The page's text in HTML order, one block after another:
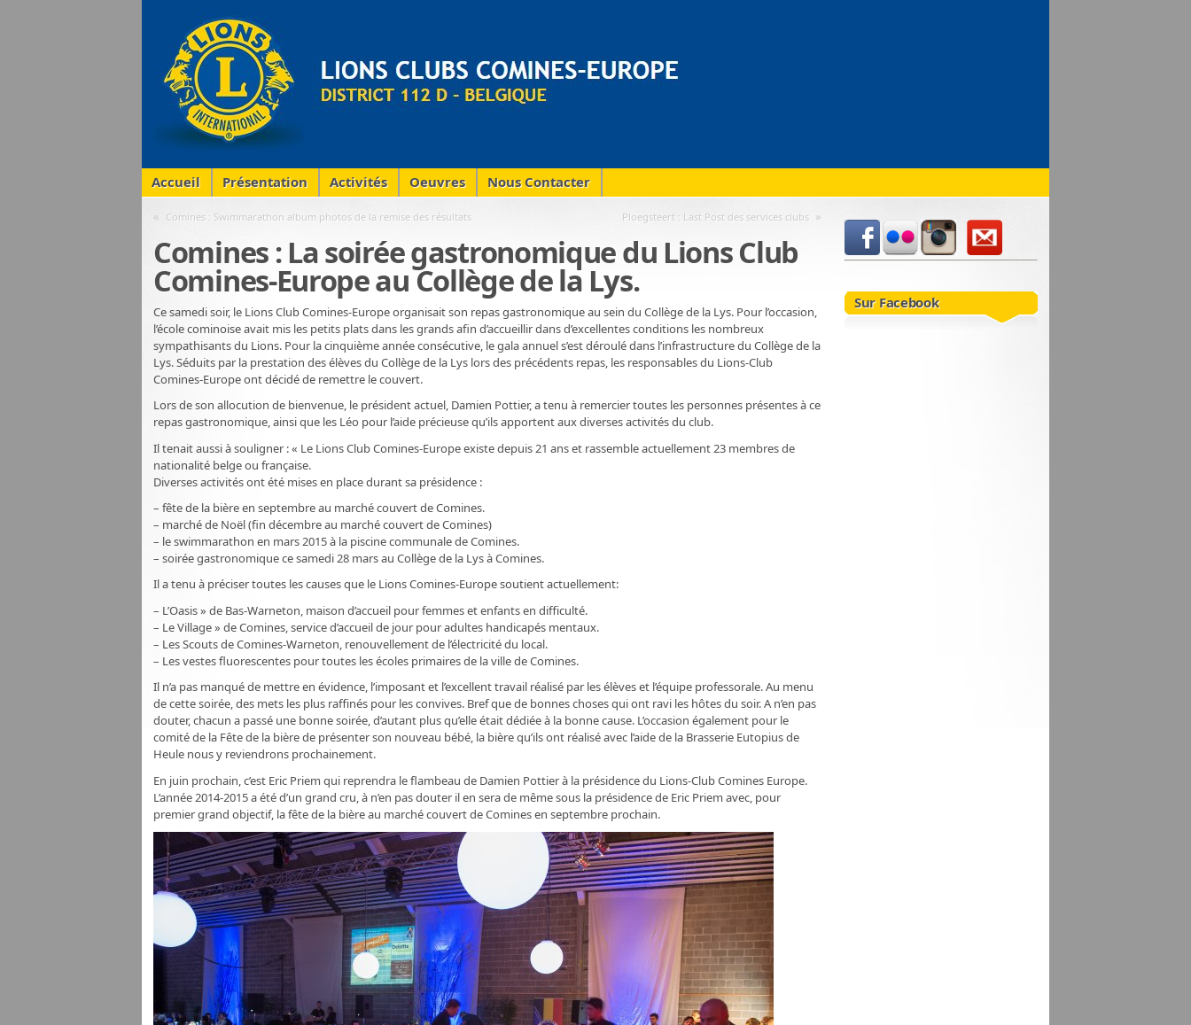
Accueil Présentation Activités Oeuvres Nous Contacter
« Comines : Swimmarathon album photos de la remise des résultats Ploegsteert : Last Post des services clubs »
Comines : La soirée gastronomique du Lions Club
Comines-Europe au Collège de la Lys.
Ce samedi soir, le Lions Club Comines-Europe organisait son repas gastronomique au sein du Collège de la Lys. Pour l’occasion,
l’école cominoise avait mis les petits plats dans les grands afin d’accueillir dans d’excellentes conditions les nombreux
sympathisants du Lions. Pour la cinquième année consécutive, le gala annuel s’est déroulé dans l’infrastructure du Collège de la
Lys. Séduits par la prestation des élèves du Collège de la Lys lors des précédents repas, les responsables du Lions-Club
Comines-Europe ont décidé de remettre le couvert.
Lors de son allocution de bienvenue, le président actuel, Damien Pottier, a tenu à remercier toutes les personnes présentes à ce
repas gastronomique, ainsi que les Léo pour l’aide précieuse qu’ils apportent aux diverses activités du club.
Il tenait aussi à souligner : « Le Lions Club Comines-Europe existe depuis 21 ans et rassemble actuellement 23 membres de
nationalité belge ou française.
Diverses activités ont été mises en place durant sa présidence :
– fête de la bière en septembre au marché couvert de Comines.
– marché de Noël (fin décembre au marché couvert de Comines)
– le swimmarathon en mars 2015 à la piscine communale de Comines.
– soirée gastronomique ce samedi 28 mars au Collège de la Lys à Comines.
Il a tenu à préciser toutes les causes que le Lions Comines-Europe soutient actuellement:
– L’Oasis » de Bas-Warneton, maison d’accueil pour femmes et enfants en difficulté.
– Le Village » de Comines, service d’accueil de jour pour adultes handicapés mentaux.
– Les Scouts de Comines-Warneton, renouvellement de l’électricité du local.
– Les vestes fluorescentes pour toutes les écoles primaires de la ville de Comines.
Il n’a pas manqué de mettre en évidence, l’imposant et l’excellent travail réalisé par les élèves et l’équipe professorale. Au menu
de cette soirée, des mets les plus raffinés pour les convives. Bref que de bonnes choses qui ont ravi les hôtes du soir. A n’en pas
douter, chacun a passé une bonne soirée, d’autant plus qu’elle était dédiée à la bonne cause. L’occasion également pour le
comité de la Fête de la bière de présenter son nouveau bébé, la bière qu’ils ont réalisé avec l’aide de la Brasserie Eutopius de
Heule nous y reviendrons prochainement.
En juin prochain, c’est Eric Priem qui reprendra le flambeau de Damien Pottier à la présidence du Lions-Club Comines Europe.
L’année 2014-2015 a été d’un grand cru, à n’en pas douter il en sera de même sous la présidence de Eric Priem avec, pour
premier grand objectif, la fête de la bière au marché couvert de Comines en septembre prochain.
Sur Facebook